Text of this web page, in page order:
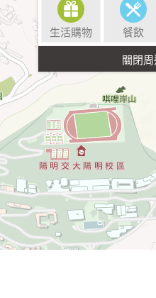
生活購物 餐飲